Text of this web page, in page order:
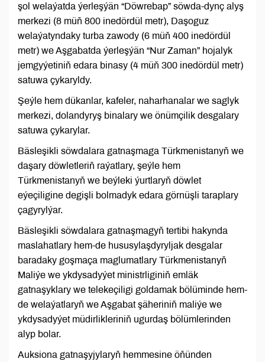
şol welaýatda ýerleşýän “Döwrebap” söwda-dynç alyş
merkezi (8 müň 800 inedördül metr), Daşoguz
welaýatyndaky turba zawody (6 müň 400 inedördül
metr) we Aşgabatda ýerleşýän “Nur Zaman” hojalyk
jemgyýetiniň edara binasy (4 müň 300 inedördül metr)
satuwa çykaryldy.
Şeýle hem dükanlar, kafeler, naharhanalar we saglyk
merkezi, dolandyryş binalary we önümçilik desgalary
satuwa çykarylar.
Bäsleşikli söwdalara gatnaşmaga Türkmenistanyň we
daşary döwletleriň raýatlary, şeýle hem
Türkmenistanyň we beýleki ýurtlaryň döwlet
eýeçiligine degişli bolmadyk edara görnüşli taraplary
çagyrylýar.
Bäsleşikli söwdalara gatnaşmagyň tertibi hakynda
maslahatlary hem-de hususylaşdyryljak desgalar
baradaky goşmaça maglumatlary Türkmenistanyň
Maliýe we ykdysadyýet ministrliginiň emläk
gatnaşyklary we telekeçiligi goldamak bölüminde hem-
de welaýatlaryň we Aşgabat şäheriniň maliýe we
ykdysadyýet müdirlikleriniň ugurdaş bölümlerinden
alyp bolar.
Auksiona gatnaşyjylaryň hemmesine öňünden